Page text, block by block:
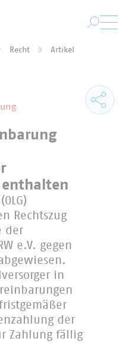
Recht Artikel
enthalten
Rechtszug
der
e.V. gegen
in
der
Zahlung fällig